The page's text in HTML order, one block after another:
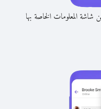
المعلومات الخاصة بها